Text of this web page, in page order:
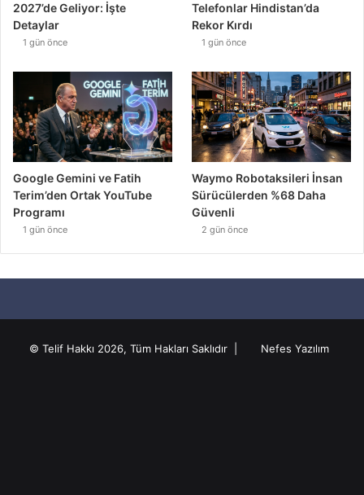
2027’de Geliyor: İşte
Detaylar
1 gün önce
Telefonlar Hindistan’da
Rekor Kırdı
1 gün önce
Google Gemini ve Fatih
Terim’den Ortak YouTube
Programı
1 gün önce
Waymo Robotaksileri İnsan
Sürücülerden %68 Daha
Güvenli
2 gün önce
© Telif Hakkı 2026, Tüm Hakları Saklıdır | Nefes Yazılım